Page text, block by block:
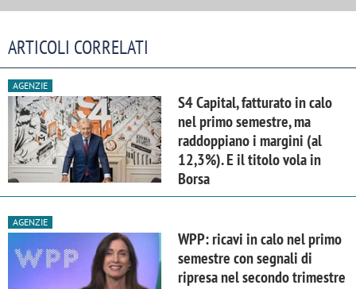
ARTICOLI CORRELATI
AGENZIE
S4 Capital, fatturato in calo
nel primo semestre, ma
raddoppiano i margini (al
12,3%). E il titolo vola in
Borsa
AGENZIE
WPP: ricavi in calo nel primo
semestre con segnali di
ripresa nel secondo trimestre